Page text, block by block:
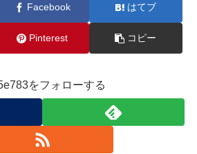
Facebook はてブ
Pinterest コピー
をフォローする